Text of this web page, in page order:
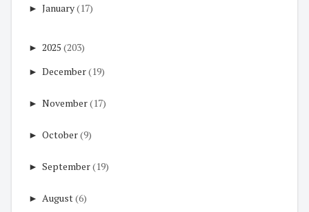
► January(17)
► 2025 (203)
► December(19)
► November(17)
► October(9)
► September(19)
► August(6)